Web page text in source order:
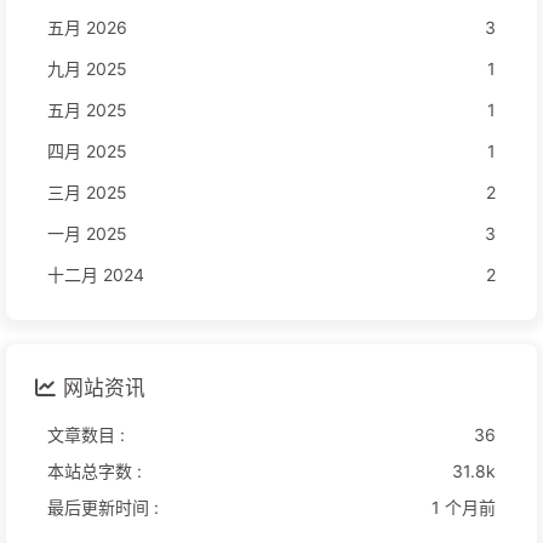
五月 2026
3
九月 2025
1
五月 2025
1
四月 2025
1
三月 2025
2
一月 2025
3
十二月 2024
2
网站资讯
文章数目 :
36
本站总字数 :
31.8k
最后更新时间 :
1 个月前